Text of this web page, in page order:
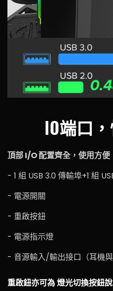
IO端口
頂部 I/O 配置齊全，使用方便
- 1 組 USB 3.0 傳輸埠+1 組
- 電源開關
- 重啟按鈕
- 電源指示燈
- 音源輸入/輸出接口（耳機與
重啟鈕亦可為 燈光切換按鈕說